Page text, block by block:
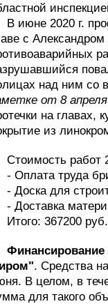
В июне 2020 г.
с
над ним со
от 8 апреля
на главах,
из
Стоимость работ
- Оплата труда
- Доска для
- Доставка
Итого: 367200 руб.
Финансирование
. Средства
В целом, в
для такого